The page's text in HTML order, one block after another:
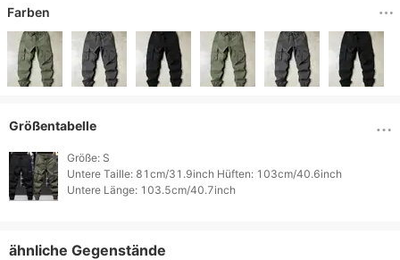
Farben
Größentabelle
Größe: S
Untere Taille: 81cm/31.9inch Hüften: 103cm/40.6inch
ähnliche Gegenstände